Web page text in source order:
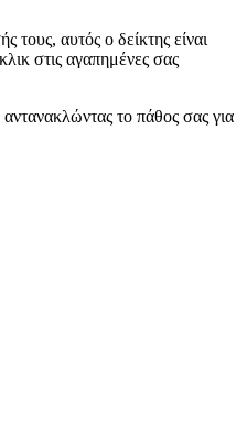
αυτός ο δείκτης είναι
στις αγαπημένες σας
το πάθος σας για